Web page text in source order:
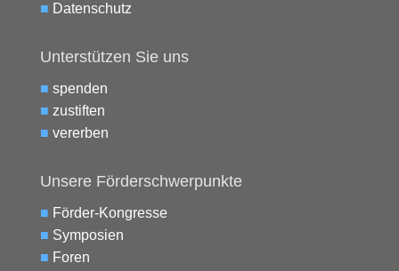
■ Datenschutz
Unterstützen Sie uns
■ spenden
■ zustiften
■ vererben
Unsere Förderschwerpunkte
■ Förder-Kongresse
■ Symposien
■ Foren